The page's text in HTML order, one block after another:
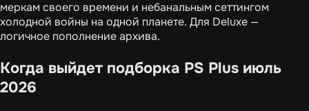
меркам своего времени и небанальным сеттингом
холодной войны на одной планете. Для Deluxe —
логичное пополнение архива.
Когда выйдет подборка PS Plus июль
2026